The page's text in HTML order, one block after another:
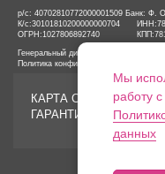
р/с: 40702810772000001509 Банк: Ф.
К/с:30101810200000000704 ИНН:
ОГРН: 1027806892740 КПП:
Генеральный директор ООО «ОРАНЖ»
Политика конфиденциальности
КАРТА САЙТА
ГАРАНТИИ
Мы
работу
данных